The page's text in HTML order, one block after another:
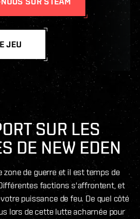
JEU
SUR LES
DE NEW EDEN
zone de guerre et il est temps de
factions s'affrontent, et
puissance de feu. De quel côté
lors de cette lutte acharnée pour